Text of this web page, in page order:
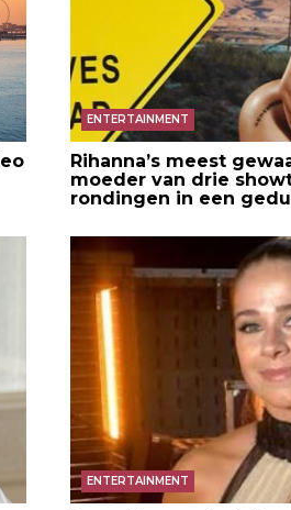
ENTERTAINMENT
Rihanna’s meest
moeder van drie
rondingen in een
ENTERTAINMENT